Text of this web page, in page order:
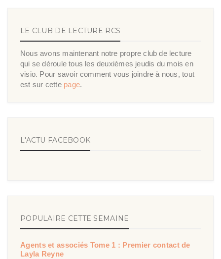
LE CLUB DE LECTURE RCS
Nous avons maintenant notre propre club de lecture
qui se déroule tous les deuxièmes jeudis du mois en
visio. Pour savoir comment vous joindre à nous, tout
est sur cette page.
L'ACTU FACEBOOK
POPULAIRE CETTE SEMAINE
Agents et associés Tome 1 : Premier contact de
Layla Reyne